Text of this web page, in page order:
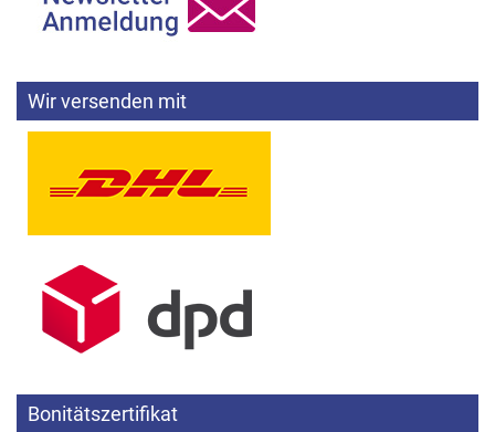
Wir versenden mit
Bonitätszertifikat